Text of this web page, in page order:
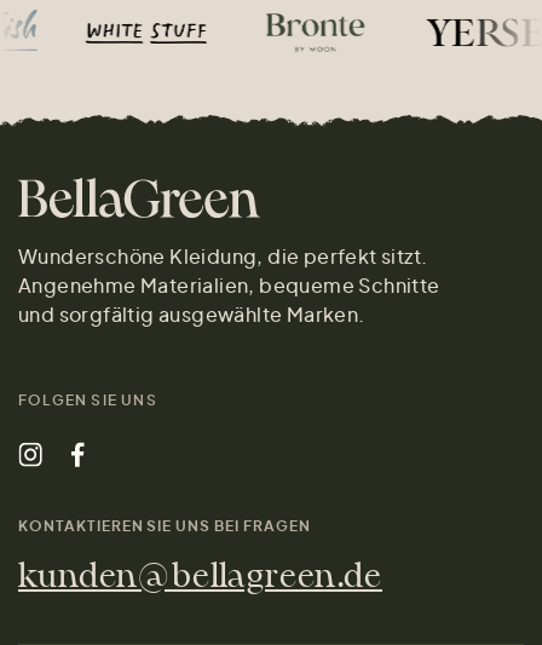
Wunderschöne Kleidung, die perfekt sitzt.
Angenehme Materialien, bequeme Schnitte
und sorgfältig ausgewählte Marken.
FOLGEN SIE UNS
KONTAKTIEREN SIE UNS BEI FRAGEN
kunden@bellagreen.de